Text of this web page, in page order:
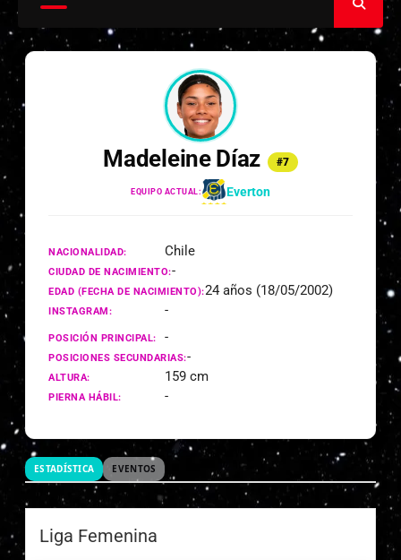
Madeleine Díaz #7
EQUIPO ACTUAL: Everton
NACIONALIDAD: Chile
CIUDAD DE NACIMIENTO:-
EDAD (FECHA DE NACIMIENTO):24 años (18/05/2002)
INSTAGRAM: -
POSICIÓN PRINCIPAL: -
POSICIONES SECUNDARIAS:-
ALTURA: 159 cm
PIERNA HÁBIL: -
ESTADÍSTICA EVENTOS
Liga Femenina